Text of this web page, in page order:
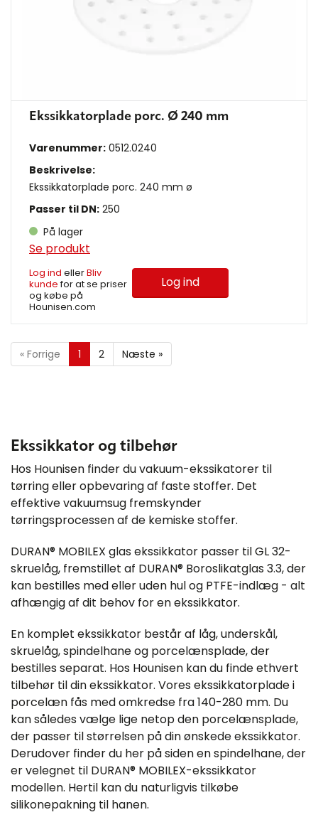
Ekssikkatorplade porc. Ø 240 mm
Varenummer: 0512.0240
Beskrivelse:
Ekssikkatorplade porc. 240 mm ø
Passer til DN: 250
På lager
Se produkt
Log ind ellerBliv
kundefor at se priser
og købe på
Hounisen.com
Log ind
« Forrige 1 2 Næste »
Ekssikkator og tilbehør
Hos Hounisen finder du vakuum-ekssikatorer til
tørring eller opbevaring af faste stoffer. Det
effektive vakuumsug fremskynder
tørringsprocessen af de kemiske stoffer.
DURAN® MOBILEX glas ekssikkator passer til GL 32-
skruelåg, fremstillet af DURAN® Boroslikatglas 3.3, der
kan bestilles med eller uden hul og PTFE-indlæg - alt
afhængig af dit behov for en ekssikkator.
En komplet ekssikkator består af låg, underskål,
skruelåg, spindelhane og porcelænsplade, der
bestilles separat. Hos Hounisen kan du finde ethvert
tilbehør til din ekssikkator. Vores ekssikkatorplade i
porcelæn fås med omkredse fra 140-280 mm. Du
kan således vælge lige netop den porcelænsplade,
der passer til størrelsen på din ønskede ekssikkator.
Derudover finder du her på siden en spindelhane, der
er velegnet til DURAN® MOBILEX-ekssikkator
modellen. Hertil kan du naturligvis tilkøbe
silikonepakning til hanen.